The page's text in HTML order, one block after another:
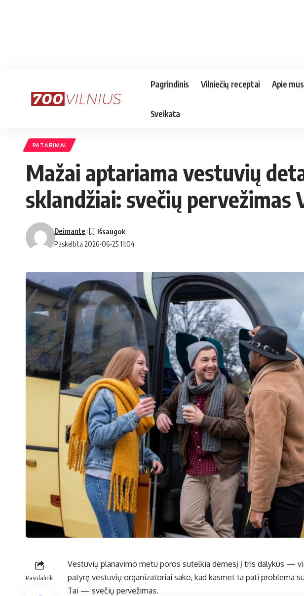
Pagrindinis Vilniečių receptai Apie mus
Sveikata
PATARIMAI
Mažai aptariama vestuvių
sklandžiai: svečių pervežimas
Paskelbta 2026-06-25 11:04
Deimante
Pasidalink
Vestuvių planavimo metu poros sutelkia dėmesį į tris dalykus —
patyrę vestuvių organizatoriai sako, kad kasmet ta pati problema
Tai — svečių pervežimas.